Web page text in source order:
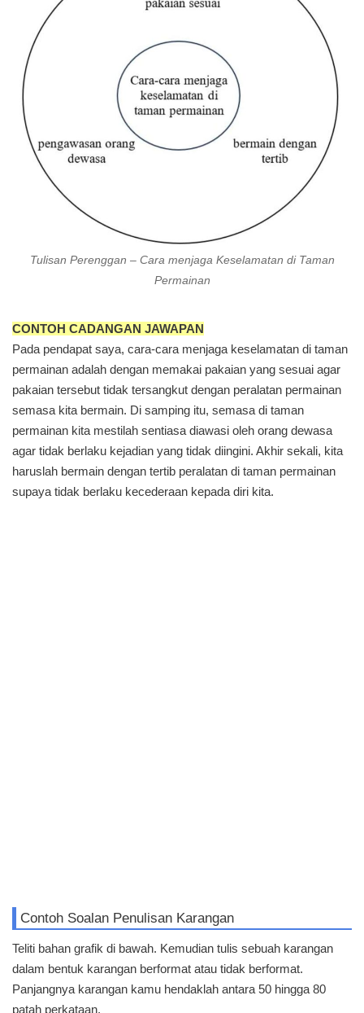
Tulisan Perenggan – Cara menjaga Keselamatan di Taman
Permainan
CONTOH CADANGAN JAWAPAN
Pada pendapat saya, cara-cara menjaga keselamatan di taman
permainan adalah dengan memakai pakaian yang sesuai agar
pakaian tersebut tidak tersangkut dengan peralatan permainan
semasa kita bermain. Di samping itu, semasa di taman
permainan kita mestilah sentiasa diawasi oleh orang dewasa
agar tidak berlaku kejadian yang tidak diingini. Akhir sekali, kita
haruslah bermain dengan tertib peralatan di taman permainan
supaya tidak berlaku kecederaan kepada diri kita.
Contoh Soalan Penulisan Karangan
Teliti bahan grafik di bawah. Kemudian tulis sebuah karangan
dalam bentuk karangan berformat atau tidak berformat.
Panjangnya karangan kamu hendaklah antara 50 hingga 80
patah perkataan.